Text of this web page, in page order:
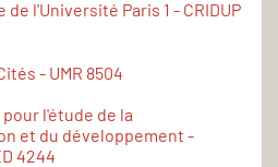
de l'Université Paris 1 - CRIDUP
- UMR 8504
l'étude de la
et du développement -
4244